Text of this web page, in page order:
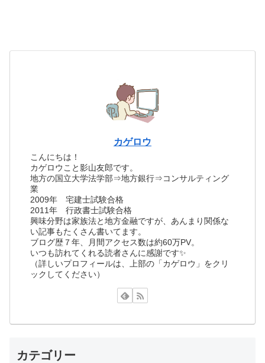
カゲロウ
こんにちは！
カゲロウこと影山友郎です。
地方の国立大学法学部⇒地方銀行⇒コンサルティング
業
2009年 宅建士試験合格
2011年 行政書士試験合格
興味分野は家族法と地方金融ですが、あんまり関係な
い記事もたくさん書いてます。
ブログ歴７年、月間アクセス数は約60万PV。
いつも訪れてくれる読者さんに感謝です✨
（詳しいプロフィールは、上部の「カゲロウ」をクリ
ックしてください）
カテゴリー